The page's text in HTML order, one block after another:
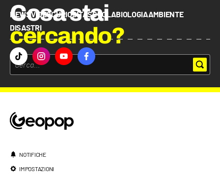
Cosa stai
cercando?
NEWS VIDEOCURIOSITÀSCUOLABIOLOGIAAMBIENTE
DISASTRI
NOTIFICHE
IMPOSTAZIONI